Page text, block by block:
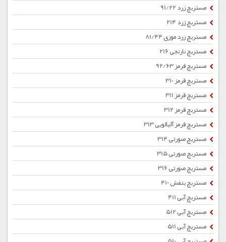
مستربچ زرد 91/22
مستربچ زرد 214
مستربچ زرد موزی 81/44
مستربچ نارنجی 216
مستربچ قرمز 92/63
مستربچ قرمز 310
مستربچ قرمز 311
مستربچ قرمز 312
مستربچ قرمز آلبالویی 313
مستربچ صورتی 314
مستربچ صورتی 315
مستربچ صورتی 316
مستربچ بنفش 410
مستربچ آبی 411
مستربچ آبی 512
مستربچ آبی 511